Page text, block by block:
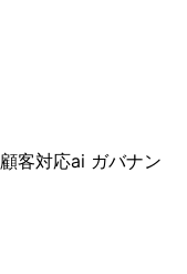
客対応ai ガバナン